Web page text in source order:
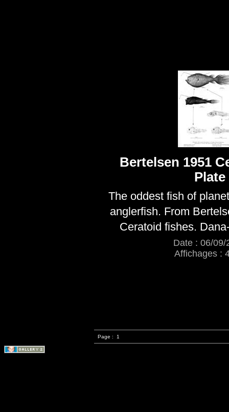
Bertelsen 1951
Plate
The oddest fish of
anglerfish. From
Ceratoid fishes.
Date : 06/09/
Affichages :
Page : 1